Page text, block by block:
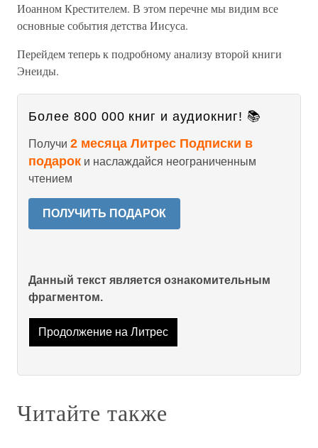
Иоанном Крестителем. В этом перечне мы видим все
основные события детства Иисуса.
Перейдем теперь к подробному анализу второй книги
Энеиды.
Более 800 000 книг и аудиокниг! 📚
Получи 2 месяца Литрес Подписки в
подарок и наслаждайся неограниченным
чтением
ПОЛУЧИТЬ ПОДАРОК
Данный текст является ознакомительным
фрагментом.
Продолжение на Литрес
Читайте также